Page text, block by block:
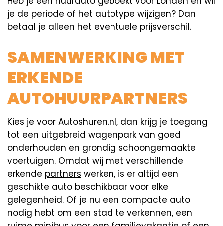
je de periode of het autotype wijzigen? Dan
betaal je alleen het eventuele prijsverschil.
SAMENWERKING MET
ERKENDE
AUTOHUURPARTNERS
Kies je voor Autoshuren.nl, dan krijg je toegang
tot een uitgebreid wagenpark van goed
onderhouden en grondig schoongemaakte
voertuigen. Omdat wij met verschillende
erkende partners werken, is er altijd een
geschikte auto beschikbaar voor elke
gelegenheid. Of je nu een compacte auto
nodig hebt om een stad te verkennen, een